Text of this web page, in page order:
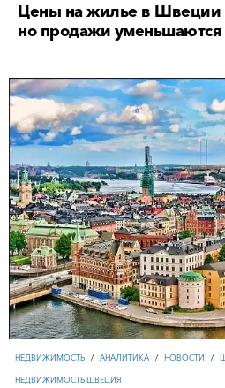
Цены на жилье в Швеции
но продажи уменьшаются
НЕДВИЖИМОСТЬ / АНАЛИТИКА / НОВОСТИ /
НЕДВИЖИМОСТЬ ШВЕЦИЯ